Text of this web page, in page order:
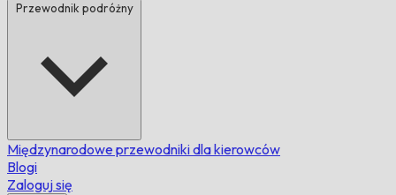
Przewodnik podróżny
Międzynarodowe przewodniki dla kierowców
Blogi
Zaloguj się